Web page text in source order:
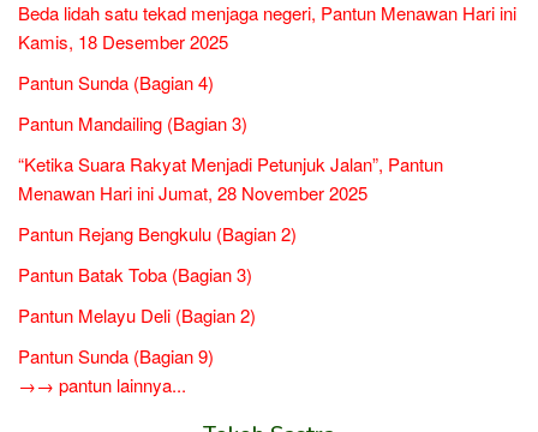
Beda lidah satu tekad menjaga negeri, Pantun Menawan Hari ini
Kamis, 18 Desember 2025
Pantun Sunda (Bagian 4)
Pantun Mandailing (Bagian 3)
“Ketika Suara Rakyat Menjadi Petunjuk Jalan”, Pantun
Menawan Hari ini Jumat, 28 November 2025
Pantun Rejang Bengkulu (Bagian 2)
Pantun Batak Toba (Bagian 3)
Pantun Melayu Deli (Bagian 2)
Pantun Sunda (Bagian 9)
→→ pantun lainnya...